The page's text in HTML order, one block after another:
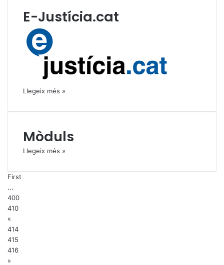
E-Justícia.cat
Llegeix més »
Mòduls
Llegeix més »
First
...
400
410
«
414
415
416
»